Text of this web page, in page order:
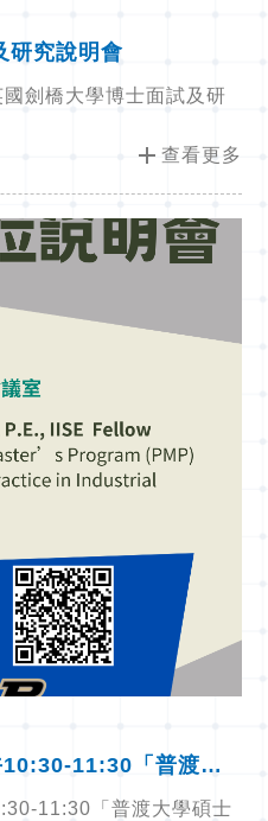
研究說明會
劍橋大學博士面試及研
add 查看更多
11:30「普渡大
11:30「普渡大學碩士